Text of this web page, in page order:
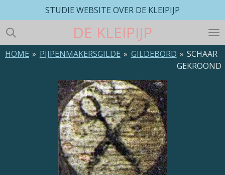
direct
naar
de
hoofdinhoud
DE KLEIPIJP
STUDIE WEBSITE OVER DE KLEIPIJP
HOME » PIJPENMAKERSGILDE » GILDEBORD » SCHAAR
GEKROOND